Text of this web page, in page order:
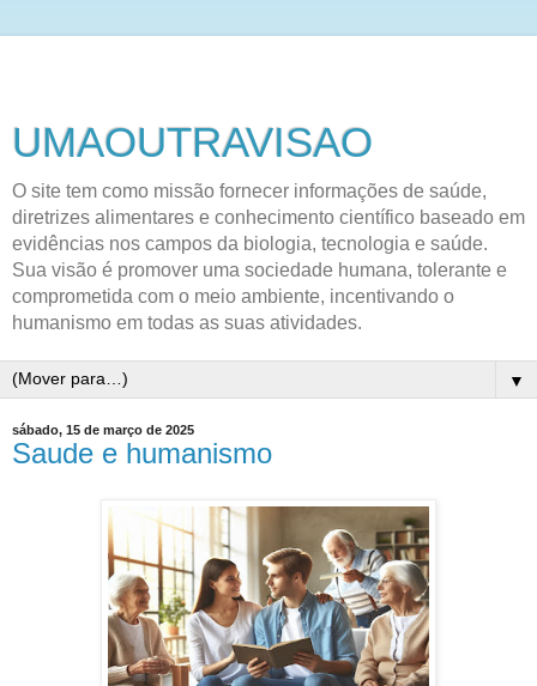
UMAOUTRAVISAO
O site tem como missão fornecer informações de saúde,
diretrizes alimentares e conhecimento científico baseado em
evidências nos campos da biologia, tecnologia e saúde.
Sua visão é promover uma sociedade humana, tolerante e
comprometida com o meio ambiente, incentivando o
humanismo em todas as suas atividades.
▼
sábado, 15 de março de 2025
Saude e humanismo